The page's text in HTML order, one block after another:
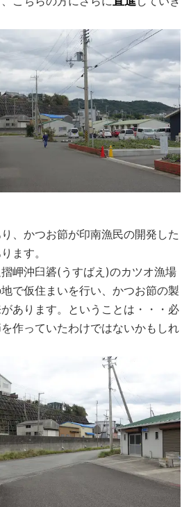
、かつお節が印南漁民の開発した
ます。
岬沖臼碆(うすばえ)のカツオ漁場
で仮住まいを行い、かつお節の製
あります。ということは・・・必
作っていたわけではないかもしれ